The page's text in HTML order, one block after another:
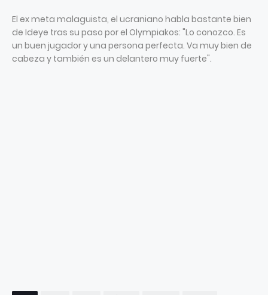
El ex meta malaguista, el ucraniano habla bastante bien
de Ideye tras su paso por el Olympiakos: "Lo conozco. Es
un buen jugador y una persona perfecta. Va muy bien de
cabeza y también es un delantero muy fuerte".